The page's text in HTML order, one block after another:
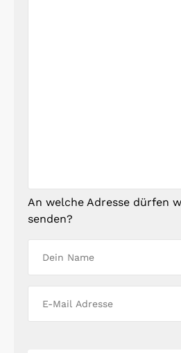
An welche Adresse dürfen
senden?